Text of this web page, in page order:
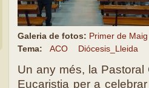
Galeria de fotos: Primer de
Tema:
ACO Diócesis_Lleida
Un any més, la
Eucaristia per a